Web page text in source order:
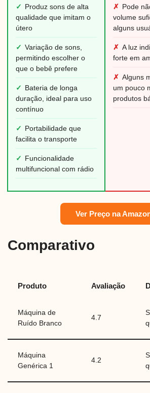
✓ Produz sons de alta
qualidade que imitam o
útero
✓ Variação de sons,
permitindo escolher o
que o bebê prefere
✓ Bateria de longa
duração, ideal para uso
contínuo
✓ Portabilidade que
facilita o transporte
✓ Funcionalidade
multifuncional com rádio
✗ Pode
volume
alguns
✗ A luz
forte em
✗ Alguns
um pouco
produtos
Ver Preço na
Comparativo
Produto Avaliação
Máquina de
Ruído Branco
4.7
Máquina
Genérica 1
4.2